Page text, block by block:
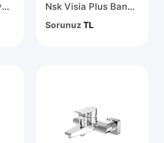
Nsk Alamera Banyo Bataryası N2032902 Nsk Visia Plus Banyo Bataryası Krom N2035502
SorunuzTL